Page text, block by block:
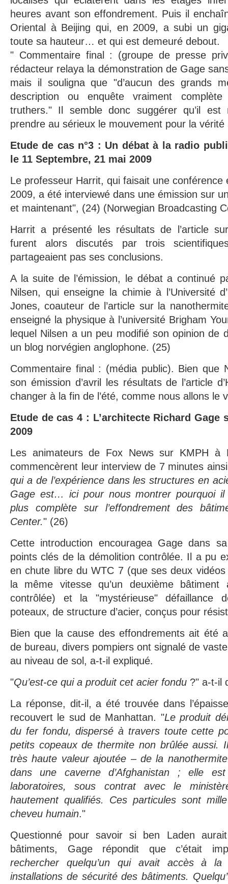
heures avant son effondrement. Puis il
Oriental à Beijing qui, en 2009, a subi un
toute sa hauteur… et qui est demeuré debout.
" Commentaire final : (groupe de presse
rédacteur relaya la démonstration de Gage
mais il souligna que "d’aucun des grands
description ou enquête vraiment
truthers." Il semble donc suggérer qu’il est
prendre au sérieux le mouvement pour la
Etude de cas n°3 : Un débat à la radio
le 11 Septembre, 21 mai 2009
Le professeur Harrit, qui faisait une conférence
2009, a été interviewé dans une émission sur
et maintenant", (24) (Norwegian Broadcasting
Harrit a présenté les résultats de l’article
furent alors discutés par trois
partageaient pas ses conclusions.
A la suite de l’émission, le débat a continué
Nilsen, qui enseigne la chimie à l’Université
Jones, coauteur de l’article sur la
enseigné la physique à l’université Brigham
lequel Nilsen a un peu modifié son opinion de
un blog norvégien anglophone. (25)
Commentaire final : (média public). Bien que
son émission d’avril les résultats de l’article
changer à la fin de l’été, comme nous allons le
Etude de cas 4 : L’architecte Richard Gage
2009
Les animateurs de Fox News sur KMPH à
commencèrent leur interview de 7 minutes
qui a de l’expérience dans les structures en
Gage est… ici pour nous montrer pourquoi il
plus complète sur l’effondrement des
Center." (26)
Cette introduction encouragea Gage dans
points clés de la démolition contrôlée. Il a pu
en chute libre du WTC 7 (que ses deux
la même vitesse qu’un deuxième bâtiment
contrôlée) et la "mystérieuse" défaillance
poteaux, de structure d’acier, conçus pour
Bien que la cause des effondrements ait été
de bureau, divers pompiers ont signalé de
au niveau de sol, a-t-il expliqué.
"Qu’est-ce qui a produit cet acier fondu ?" a-t-il
La réponse, dit-il, a été trouvée dans
recouvert le sud de Manhattan. "Le produit
du fer fondu, dispersé à travers toute cette
petits copeaux de thermite non brûlée aussi.
très haute valeur ajoutée – de la
dans une caverne d’Afghanistan ; elle
laboratoires, sous contrat avec le
hautement qualifiés. Ces particules sont
cheveu humain."
Questionné pour savoir si ben Laden
bâtiments, Gage répondit que c’était
rechercher quelqu’un qui avait accès à
installations de sécurité des bâtiments.